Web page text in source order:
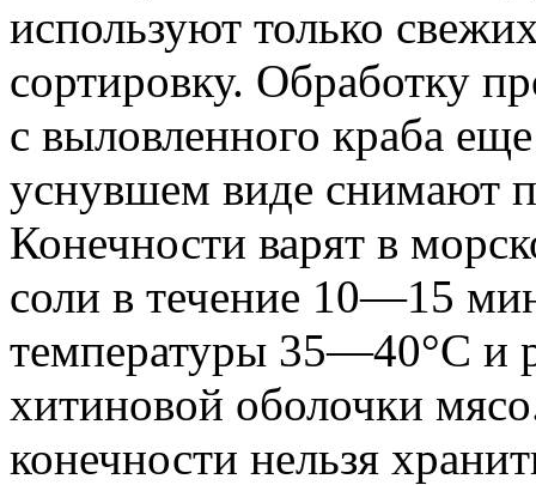
используют только
сортировку. Обработку
с выловленного краба
уснувшем виде снимают
Конечности варят в
соли в течение 10—15
температуры 35—40°С и
хитиновой оболочки
конечности нельзя